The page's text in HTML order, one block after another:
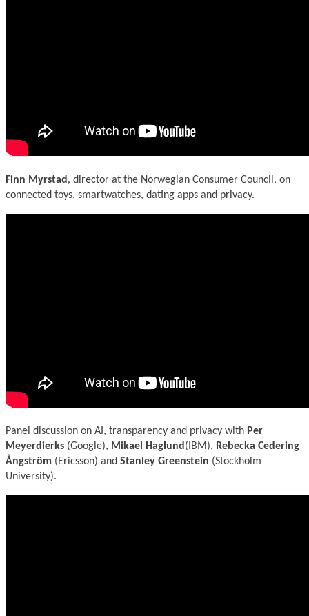
Finn Myrstad , director at the Norwegian Consumer Council, on
connected toys, smartwatches, dating apps and privacy.
Panel discussion on AI, transparency and privacy with Per
Meyerdierks (Google), Mikael Haglund (IBM), Rebecka Cedering
Ångström (Ericsson) and Stanley Greenstein (Stockholm
University).